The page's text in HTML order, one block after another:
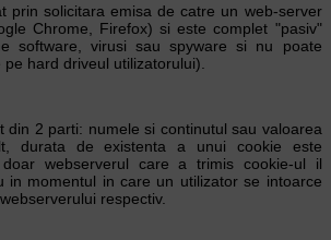
prin solicitara emisa de catre un web-server
Chrome, Firefox) si este complet "pasiv"
software, virusi sau spyware si nu poate
hard driveul utilizatorului).
din 2 parti: numele si continutul sau valoarea
durata de existenta a unui cookie este
webserverul care a trimis cookie-ul il
in momentul in care un utilizator se intoarce
respectiv.